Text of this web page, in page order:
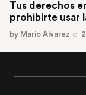
Tus derechos
prohibirte usar
by Mario Álvarez